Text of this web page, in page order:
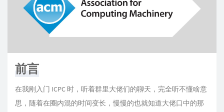
前言
在我刚入门 ICPC 时，听着群里大佬们的聊天，完全听不懂啥意
思，随着在圈内混的时间变长，慢慢的也就知道大佬口中的那